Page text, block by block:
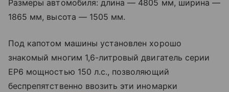
Размеры автомобиля: длина — 4805 мм, ширина —
1865 мм, высота — 1505 мм.
Под капотом машины установлен хорошо
знакомый многим 1,6-литровый двигатель серии
EP6 мощностью 150 л.с., позволяющий
беспрепятственно ввозить эти иномарки